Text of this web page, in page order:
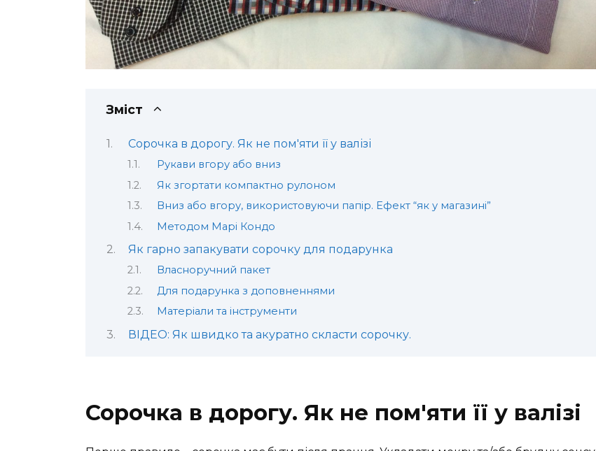
Зміст
Сорочка в дорогу. Як не пом'яти її у валізі
Рукави вгору або вниз
Як згортати компактно рулоном
Вниз або вгору, використовуючи папір. Ефект “як у магазині”
Методом Марі Кондо
Як гарно запакувати сорочку для подарунка
Власноручний пакет
Для подарунка з доповненнями
Матеріали та інструменти
ВІДЕО: Як швидко та акуратно скласти сорочку.
Сорочка в дорогу. Як не пом'яти її у валізі